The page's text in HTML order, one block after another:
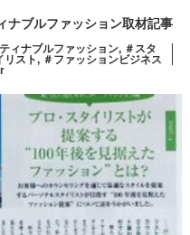
ナブルファッション取材記事
ィナブルファッション, ＃スタ
リスト, ＃ファッションビジネス